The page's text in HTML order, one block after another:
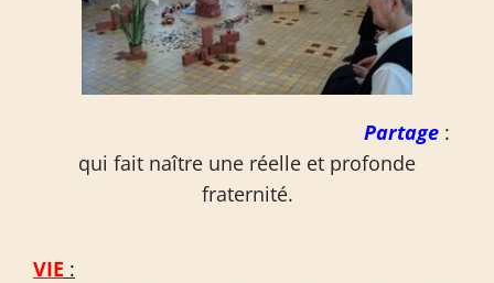
Partage :
qui fait naître une réelle et profonde
fraternité.
VIE :